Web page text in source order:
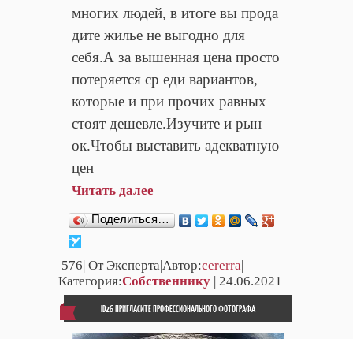
многих людей, в итоге вы прода
дите жилье не выгодно для
себя.А за вышенная цена просто
потеряется ср еди вариантов,
которые и при прочих равных
стоят дешевле.Изучите и рын
ок.Чтобы выставить адекватную
цен
Читать далее
Поделиться…
576| От Эксперта|Автор:cererra|
Категория:Собственнику | 24.06.2021
ID26 ПРИГЛАСИТЕ ПРОФЕССИОНАЛЬНОГО ФОТОГРАФА